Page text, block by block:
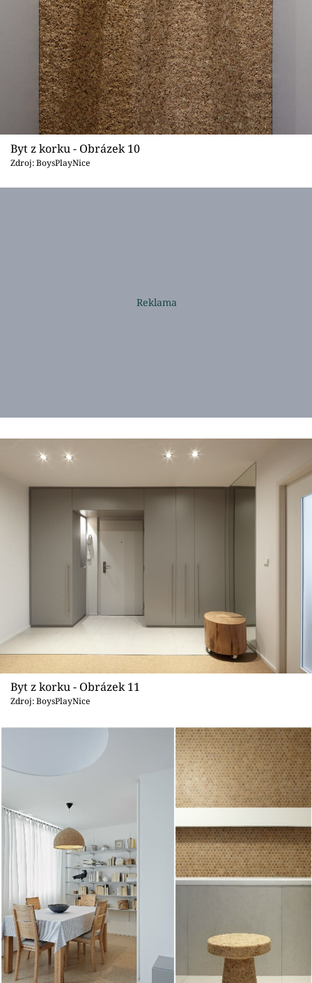
Byt z korku - Obrázek 10
Zdroj: BoysPlayNice
Byt z korku - Obrázek 11
Zdroj: BoysPlayNice